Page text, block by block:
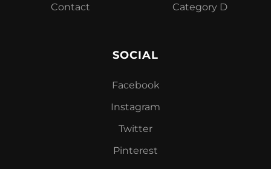
Contact
Category D
SOCIAL
Facebook
Instagram
Twitter
Pinterest